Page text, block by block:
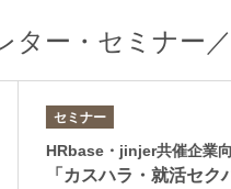
ター・セミナー
セミナー
HRbase・jinjer共催企業
「カスハラ・就活セク